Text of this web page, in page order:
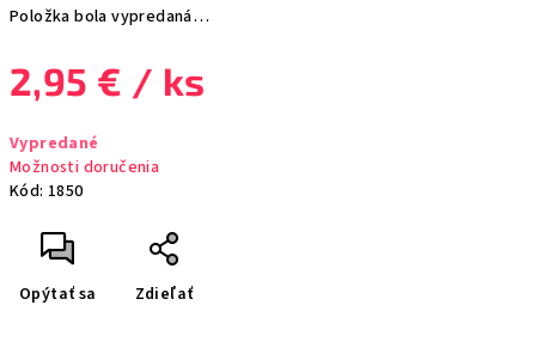
Položka bola vypredaná…
2,95 € / ks
cena:
Vypredané
Možnosti doručenia
Kód: 1850
Opýtať sa Zdieľať